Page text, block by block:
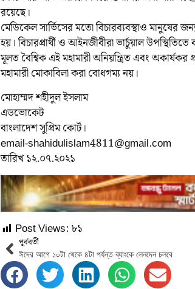
রয়েছে।
মেডিকেল সার্ভিসের মতো বিচারব্যবস্থাও মানুষের
হয়। বিচারপ্রার্থী ও আইনজীবীরা ভার্চুয়াল
মূলত বৈশ্বিক এই মহামারী অনিয়ন্ত্রিত এবং
মহামারী মোকাবিলা করা বোধগম্য নয়।
মোহাম্মদ শহীদুল ইসলাম
এডভোকেট
বাংলাদেশ সুপ্রিম কোর্ট।
email-shahidulislam4811@gmail.com
তারিখ ১২.০৭.২০২১
Post Views: ৮১
পূর্ববর্তী
ঈদের আগে ১০টা থেকে ৪টা পর্যন্ত ব্যাংকে লেনদেন চলবে